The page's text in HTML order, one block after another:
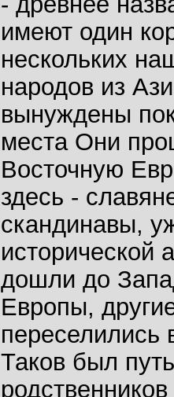
имеют один
нескольких
народов из
вынуждены
места Они
Восточную
здесь -
скандинавы,
дошли до
Европы,
Таков был